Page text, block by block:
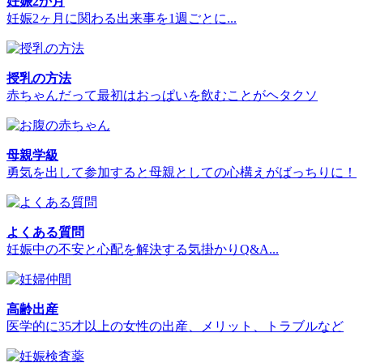
妊娠2ヶ月に関わる出来事を1週ごとに...
授乳の方法
赤ちゃんだって最初はおっぱいを飲むことがヘタクソ
母親学級
勇気を出して参加すると母親としての心構えがばっちりに！
よくある質問
妊娠中の不安と心配を解決する気掛かりQ&A...
高齢出産
医学的に35才以上の女性の出産、メリット、トラブルなど